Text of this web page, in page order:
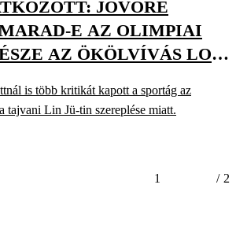
JÖVŐRE
E AZ OLIMPIAI
AZ ÖKÖLVÍVÁS LOS
is több kritikát kapott a sportág az
tajvani Lin Jü-tin szereplése miatt.
1 / 2